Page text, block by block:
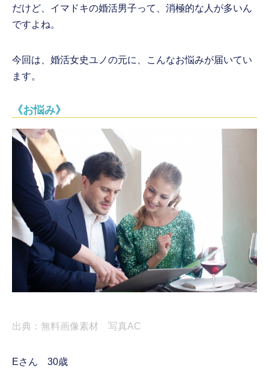
だけど、イマドキの婚活男子って、消極的な人が多いん
ですよね。
今回は、婚活女史ユノの元に、こんなお悩みが届いてい
ます。
《お悩み》
出典：無料画像素材 写真AC
Eさん 30歳